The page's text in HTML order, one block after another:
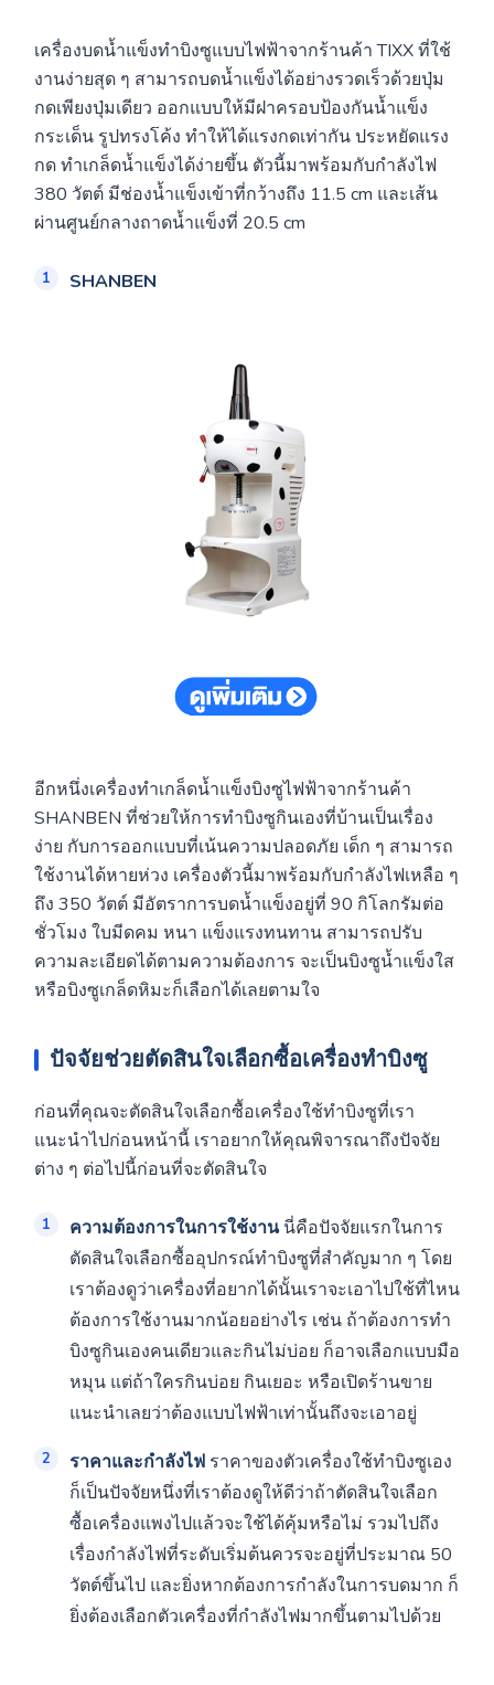
เครื่องบดน้ำแข็งทำบิงซูแบบไฟฟ้าจากร้านค้า TIXX ที่ใช้
งานง่ายสุด ๆ สามารถบดน้ำแข็งได้อย่างรวดเร็วด้วยปุ่ม
กดเพียงปุ่มเดียว ออกแบบให้มีฝาครอบป้องกันน้ำแข็ง
กระเด็น รูปทรงโค้ง ทำให้ได้แรงกดเท่ากัน ประหยัดแรง
กด ทำเกล็ดน้ำแข็งได้ง่ายขึ้น ตัวนี้มาพร้อมกับกำลังไฟ
380 วัตต์ มีช่องน้ำแข็งเข้าที่กว้างถึง 11.5 cm และเส้น
ผ่านศูนย์กลางถาดน้ำแข็งที่ 20.5 cm
SHANBEN
อีกหนึ่งเครื่องทำเกล็ดน้ำแข็งบิงซูไฟฟ้าจากร้านค้า
SHANBEN ที่ช่วยให้การทำบิงซูกินเองที่บ้านเป็นเรื่อง
ง่าย กับการออกแบบที่เน้นความปลอดภัย เด็ก ๆ สามารถ
ใช้งานได้หายห่วง เครื่องตัวนี้มาพร้อมกับกำลังไฟเหลือ ๆ
ถึง 350 วัตต์ มีอัตราการบดน้ำแข็งอยู่ที่ 90 กิโลกรัมต่อ
ชั่วโมง ใบมีดคม หนา แข็งแรงทนทาน สามารถปรับ
ความละเอียดได้ตามความต้องการ จะเป็นบิงซูน้ำแข็งใส
หรือบิงซูเกล็ดหิมะก็เลือกได้เลยตามใจ
ปัจจัยช่วยตัดสินใจเลือกซื้อเครื่องทำบิงซู
ก่อนที่คุณจะตัดสินใจเลือกซื้อเครื่องใช้ทำบิงซูที่เรา
แนะนำไปก่อนหน้านี้ เราอยากให้คุณพิจารณาถึงปัจจัย
ต่าง ๆ ต่อไปนี้ก่อนที่จะตัดสินใจ
ความต้องการในการใช้งานนี่คือปัจจัยแรกในการ
ตัดสินใจเลือกซื้ออุปกรณ์ทำบิงซูที่สำคัญมาก ๆ โดย
เราต้องดูว่าเครื่องที่อยากได้นั้นเราจะเอาไปใช้ที่ไหน
ต้องการใช้งานมากน้อยอย่างไร เช่น ถ้าต้องการทำ
บิงซูกินเองคนเดียวและกินไม่บ่อย ก็อาจเลือกแบบมือ
หมุน แต่ถ้าใครกินบ่อย กินเยอะ หรือเปิดร้านขาย
แนะนำเลยว่าต้องแบบไฟฟ้าเท่านั้นถึงจะเอาอยู่
ราคาและกำลังไฟ ราคาของตัวเครื่องใช้ทำบิงซูเอง
ก็เป็นปัจจัยหนึ่งที่เราต้องดูให้ดีว่าถ้าตัดสินใจเลือก
ซื้อเครื่องแพงไปแล้วจะใช้ได้คุ้มหรือไม่ รวมไปถึง
เรื่องกำลังไฟที่ระดับเริ่มต้นควรจะอยู่ที่ประมาณ 50
วัตต์ขึ้นไป และยิ่งหากต้องการกำลังในการบดมาก ก็
ยิ่งต้องเลือกตัวเครื่องที่กำลังไฟมากขึ้นตามไปด้วย